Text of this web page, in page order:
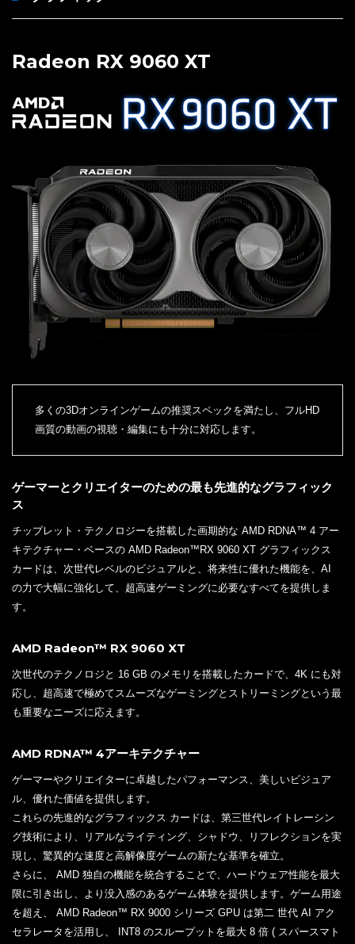
Radeon RX 9060 XT
多くの3Dオンラインゲームの推奨スペックを満たし、フルHD
画質の動画の視聴・編集にも十分に対応します。
ゲーマーとクリエイターのための最も先進的なグラフィック
ス
チップレット・テクノロジーを搭載した画期的な AMD RDNA™ 4 アー
キテクチャー・ベースの AMD Radeon™RX 9060 XT グラフィックス
カードは、次世代レベルのビジュアルと、将来性に優れた機能を、AI
の力で大幅に強化して、超高速ゲーミングに必要なすべてを提供しま
す。
AMD Radeon™ RX 9060 XT
次世代のテクノロジと 16 GB のメモリを搭載したカードで、4K にも対
応し、超高速で極めてスムーズなゲーミングとストリーミングという最
も重要なニーズに応えます。
AMD RDNA™ 4アーキテクチャー
ゲーマーやクリエイターに卓越したパフォーマンス、美しいビジュア
ル、優れた価値を提供します。
これらの先進的なグラフィックス カードは、第三世代レイトレーシン
グ技術により、リアルなライティング、シャドウ、リフレクションを実
現し、驚異的な速度と高解像度ゲームの新たな基準を確立。
さらに、 AMD 独自の機能を統合することで、ハードウェア性能を最大
限に引き出し、より没入感のあるゲーム体験を提供します。ゲーム用途
を超え、 AMD Radeon™ RX 9000 シリーズ GPU は第二 世代 AI アク
セラレータを活用し、 INT8 のスループットを最大 8 倍 ( スパースマト